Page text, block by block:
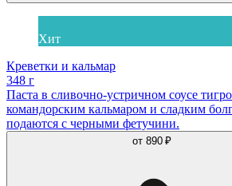
Хит
Креветки и кальмар
348 г
Паста в сливочно-устричном соусе
командорским кальмаром и сладким
подаются с черными фетучини.
от 890 ₽